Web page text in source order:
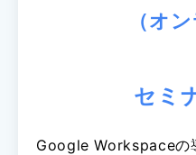
（オ
セミ
Google Workspaceの